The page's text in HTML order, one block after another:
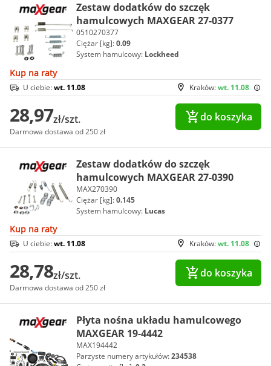
Zestaw dodatków do szczęk
hamulcowych MAXGEAR 27-0377
0510270377
Ciężar [kg]:0.09
System hamulcowy: Lockheed
Kup na raty
Kraków:wt. 11.08
U ciebie:wt. 11.08
28,97zł/szt.
Darmowa dostawa od 250 zł
do koszyka
Zestaw dodatków do szczęk
hamulcowych MAXGEAR 27-0390
MAX270390
Ciężar [kg]:0.145
System hamulcowy: Lucas
Kup na raty
Kraków:wt. 11.08
U ciebie:wt. 11.08
28,78zł/szt.
Darmowa dostawa od 250 zł
do koszyka
Płyta nośna układu hamulcowego
MAXGEAR 19-4442
MAX194442
Parzyste numery artykułów:234538